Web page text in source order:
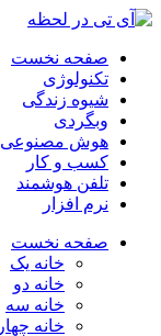
صفحه نخست
تکنولوژی
شیوه زندگی
وبگردی
هوش مصنوعی
کسب و کار
تلفن هوشمند
نرم افزار
صفحه نخست
خانه یک
خانه دو
خانه سه
خانه چهار